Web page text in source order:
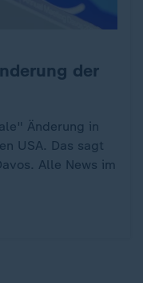
der
Änderung in
USA. Das sagt
Alle News im